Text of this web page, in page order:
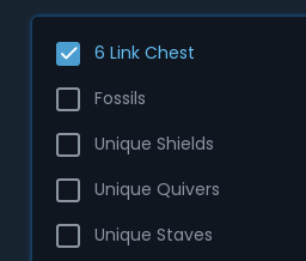
6 Link Chest
Fossils
Unique Shields
Unique Quivers
Unique Staves